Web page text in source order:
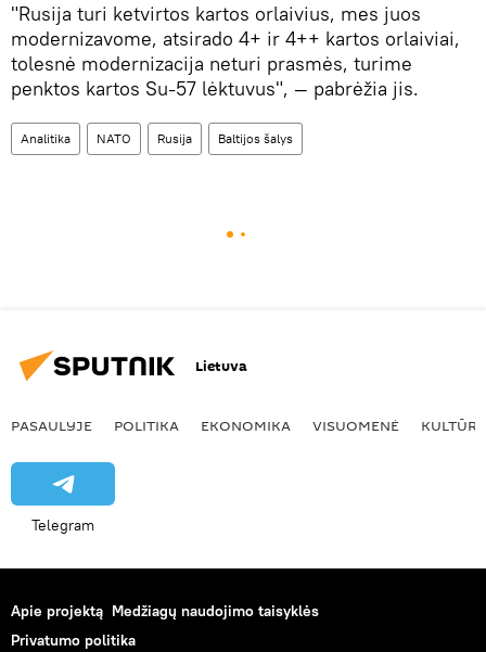
"Rusija turi ketvirtos kartos orlaivius, mes juos
modernizavome, atsirado 4+ ir 4++ kartos orlaiviai,
tolesnė modernizacija neturi prasmės, turime
penktos kartos Su-57 lėktuvus", — pabrėžia jis.
Analitika NATO Rusija Baltijos šalys
Lietuva
PASAULYJE POLITIKA EKONOMIKA VISUOMENĖ KULTŪRA
Telegram
Apie projektą Medžiagų naudojimo taisyklės
Privatumo politika